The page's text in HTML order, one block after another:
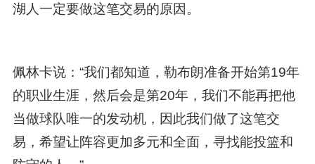
湖人一定要做这笔交易的原因。
佩林卡说：“我们都知道，勒布朗准备开始第19年
的职业生涯，然后会是第20年，我们不能再把他
当做球队唯一的发动机，因此我们做了这笔交
易，希望让阵容更加多元和全面，寻找能投篮和